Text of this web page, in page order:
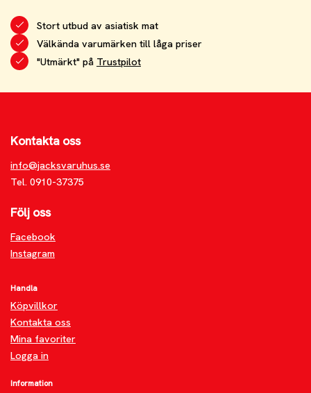
Stort utbud av asiatisk mat
Välkända varumärken till låga priser
"Utmärkt" på Trustpilot
Kontakta oss
info@jacksvaruhus.se
Tel. 0910-37375
Följ oss
Facebook
Instagram
Handla
Köpvillkor
Kontakta oss
Mina favoriter
Logga in
Information